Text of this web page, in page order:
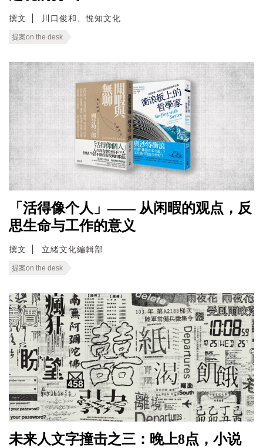
撰文 川口俊和、悅知文化
提案on the desk
「活得像个人」—— 从闲暇的观点，反
思生命与工作的意义
撰文 立緒文化編輯部
提案on the desk
未来人文字撞击之三：晚上8点，小说